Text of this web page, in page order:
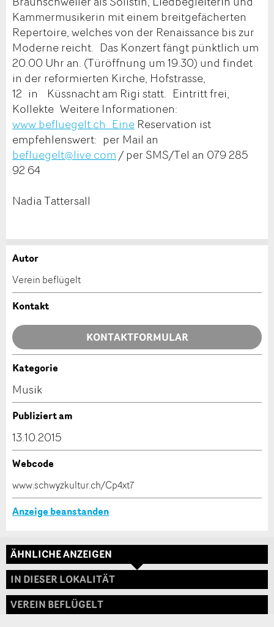
Kammermusikerin mit einem breitgefächerten
Repertoire, welches von der Renaissance bis zur
Moderne reicht. Das Konzert fängt pünktlich um
20.00 Uhr an. (Türöffnung um 19.30) und findet
in der reformierten Kirche, Hofstrasse,
12 in Küssnacht am Rigi statt. Eintritt frei,
Kollekte Weitere Informationen:
www.befluegelt.ch Eine Reservation ist
empfehlenswert: per Mail an
befluegelt@live.com / per SMS/Tel an 079 285
92 64
Nadia Tattersall
Anzeige beanstanden
Ihr Feedback wird sehr geschätzt!
Allgemeines Feedback
Anzeige nicht mehr gültig
Anzeige unvollständig
* Eingabe erforderlich
Anzeige weiterempfehlen
Empfehlen Sie diese Anzeige an Freunde weiter.
* Eingabe erforderlich
ANZEIGE WEITEREMPFEHLEN
Autor
Verein beflügelt
Kontakt
KONTAKTFORMULAR
Kontakt
Verfassen Sie eine Nachricht für die Kontaktpersonen
Adresse
Kategorie
Musik
Publiziert am
13.10.2015
Webcode
www.schwyzkultur.ch/Cp4xt7
Anzeige beanstanden
ÄHNLICHE ANZEIGEN
IN DIESER LOKALITÄT
VEREIN BEFLÜGELT